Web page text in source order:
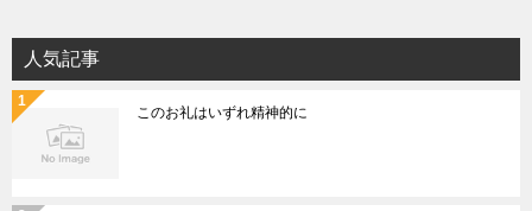
人気記事
このお礼はいずれ精神的に